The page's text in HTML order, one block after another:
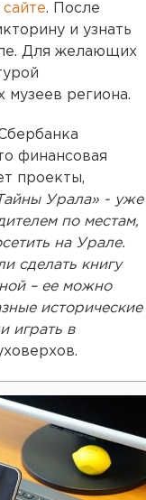
сайте. После
и узнать
Для желающих
музеев региона.
финансовая
проекты,
Урала» - уже
по местам,
на Урале.
сделать книгу
– ее можно
исторические
играть в